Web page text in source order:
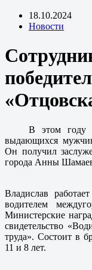
18.10.2024
Новости
В этом году
выдающихся
Он получил
города Анны
Владислав
водителем
Министерские
свидетельство
труда». Состоит в
11 и 8 лет.